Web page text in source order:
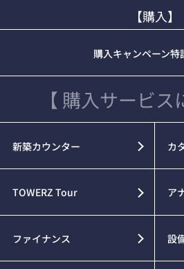
【購入】
購入キャンペーン特
【 購入サービス
新築カウンター カ
TOWERZ Tour ア
ファイナンス 設